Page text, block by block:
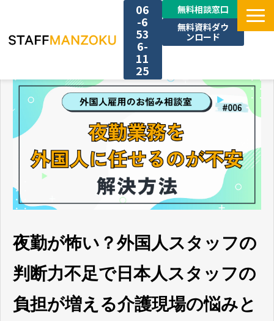
06
-6
53
6-
11
25
無料相談窓口
無料資料ダウ
ンロード
選ばれる理由
採用事例
サービス一覧
お役立ち情報
無料相談窓口
夜勤が怖い？外国人スタッフの
判断力不足で日本人スタッフの
負担が増える介護現場の悩みと